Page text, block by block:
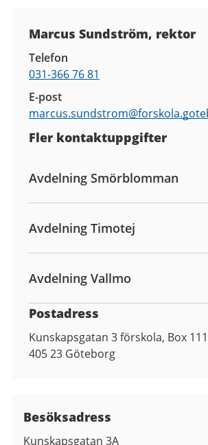
Marcus Sundström, rektor
Telefon
031-366 76 81
E-post
marcus.sundstrom@
Fler kontaktuppgifter
Avdelning Smörblomman
Avdelning Timotej
Avdelning Vallmo
Postadress
Kunskapsgatan 3 förskola, Box
405 23 Göteborg
Besöksadress
Kunskapsgatan 3A